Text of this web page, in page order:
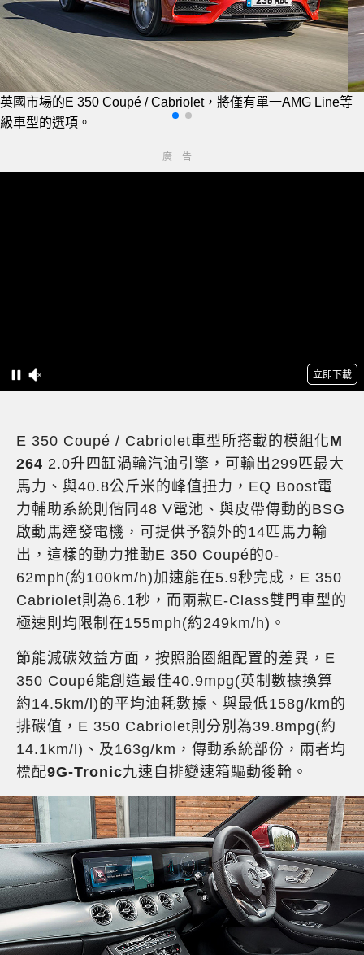
英國市場的E 350 Coupé / Cabriolet，將僅有單一AMG Line等
級車型的選項。
E 350 Coupé / Cabriolet車型所搭載的模組化M
264 2.0升四缸渦輪汽油引擎，可輸出299匹最大
馬力、與40.8公斤米的峰值扭力，EQ Boost電
力輔助系統則偕同48 V電池、與皮帶傳動的BSG
啟動馬達發電機，可提供予額外的14匹馬力輸
出，這樣的動力推動E 350 Coupé的0-
62mph(約100km/h)加速能在5.9秒完成，E 350
Cabriolet則為6.1秒，而兩款E-Class雙門車型的
極速則均限制在155mph(約249km/h)。
節能減碳效益方面，按照胎圈組配置的差異，E
350 Coupé能創造最佳40.9mpg(英制數據換算
約14.5km/l)的平均油耗數據、與最低158g/km的
排碳值，E 350 Cabriolet則分別為39.8mpg(約
14.1km/l)、及163g/km，傳動系統部份，兩者均
標配9G-Tronic九速自排變速箱驅動後輪。